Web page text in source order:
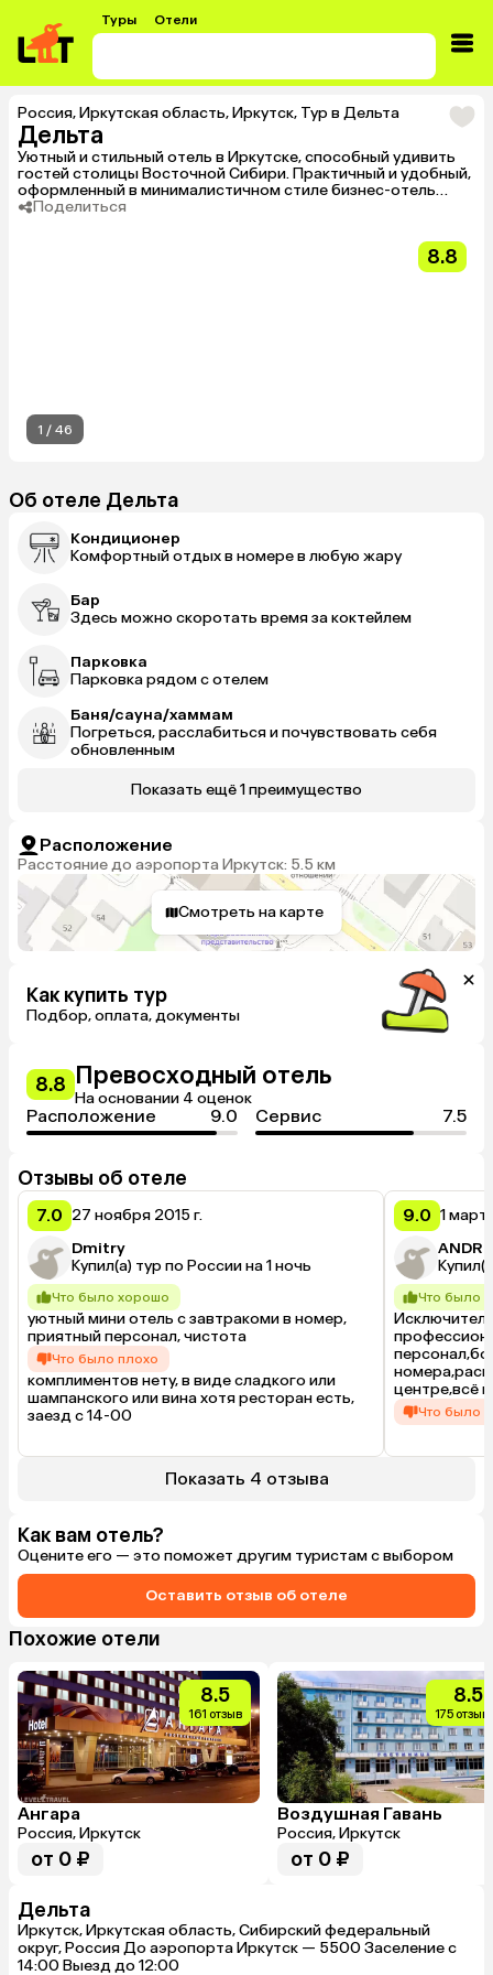
Туры Отели
Россия,Иркутская область,Иркутск, Тур в Дельта
Дельта
Уютный и стильный отель в Иркутске, способный удивить
гостей столицы Восточной Сибири. Практичный и удобный,
оформленный в минималистичном стиле бизнес-отель
станет отличным местом для проведения деловых встреч,
Поделиться
8.8
1 / 46
Об отеле Дельта
Кондиционер
Комфортный отдых в номере в любую жару
Бар
Здесь можно скоротать время за коктейлем
Парковка
Парковка рядом с отелем
Баня/сауна/хаммам
Погреться, расслабиться и почувствовать себя
обновленным
Показать ещё 1 преимущество
Расположение
Расстояние до аэропорта Иркутск: 5.5 км
Смотреть на карте
Как купить тур
Подбор, оплата, документы
8.8 Превосходный отель
На основании 4 оценок
Расположение 9.0 Сервис 7.5
Отзывы об отеле
7.0 27 ноября 2015 г.
Dmitry
Купил(а) тур по России на 1 ночь
Что было хорошо
уютный мини отель с завтракоми в номер,
приятный персонал, чистота
Что было плохо
комплиментов нету, в виде сладкого или
шампанского или вина хотя ресторан есть,
заезд с 14-00
9.0 1
Что было
центре,всё
Что было
Показать 4 отзыва
Как вам отель?
Оцените его — это поможет другим туристам с выбором
Оставить отзыв об отеле
Похожие отели
8.5
161 отзыв
Ангара
Россия, Иркутск
от 0 ₽
8.5
175
Воздушная Гавань
Россия, Иркутск
от 0 ₽
Дельта
Иркутск, Иркутская область, Сибирский федеральный
округ, Россия До аэропорта Иркутск — 5500 Заселение с
14:00 Выезд до 12:00